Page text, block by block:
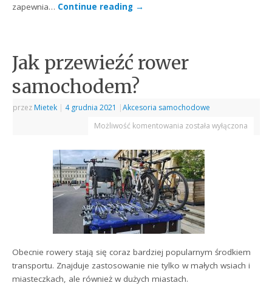
zapewnia… Continue reading →
Jak przewieźć rower
samochodem?
przez Mietek | 4 grudnia 2021 |Akcesoria samochodowe
Możliwość komentowania została wyłączona
Obecnie rowery stają się coraz bardziej popularnym środkiem
transportu. Znajduje zastosowanie nie tylko w małych wsiach i
miasteczkach, ale również w dużych miastach.